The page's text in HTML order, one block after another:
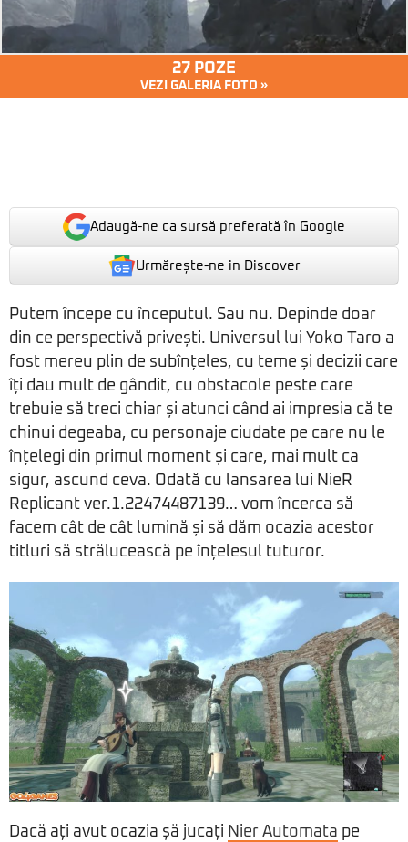
27 POZE
VEZI GALERIA FOTO »
Adaugă-ne ca sursă preferată în Google
Urmărește-ne in Discover
Putem începe cu începutul. Sau nu. Depinde doar
din ce perspectivă privești. Universul lui Yoko Taro a
fost mereu plin de subînțeles, cu teme și decizii care
îți dau mult de gândit, cu obstacole peste care
trebuie să treci chiar și atunci când ai impresia că te
chinui degeaba, cu personaje ciudate pe care nu le
înțelegi din primul moment și care, mai mult ca
sigur, ascund ceva. Odată cu lansarea lui NieR
Replicant ver.1.22474487139… vom încerca să
facem cât de cât lumină și să dăm ocazia acestor
titluri să strălucească pe înțelesul tuturor.
Dacă ați avut ocazia șă jucați Nier Automata pe